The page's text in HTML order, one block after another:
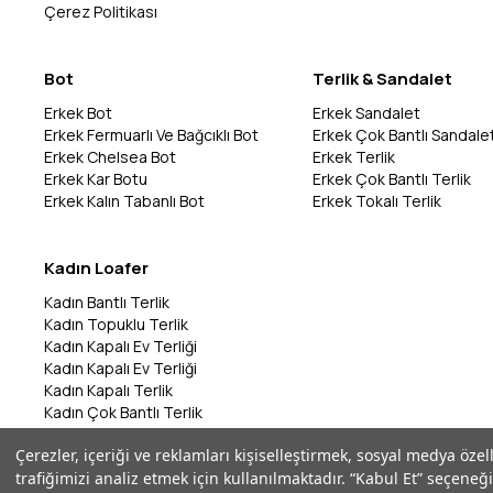
Çerezler, içeriği ve reklamları kişiselleştirmek, sosyal medya
trafiğimizi analiz etmek için kullanılmaktadır. “Kabul Et”
Çerez Politikası
Bot
Erkek Bot
Erkek Fermuarlı Ve Bağcıklı Bot
Erkek Chelsea Bot
Erkek Kar Botu
Erkek Kalın Tabanlı Bot
Terlik & Sandalet
Erkek Sandalet
Erkek Çok Bantlı
Erkek Terlik
Erkek Çok Bantlı Terlik
Erkek Tokalı Terlik
Kadın Loafer
Kadın Bantlı Terlik
Kadın Topuklu Terlik
Kadın Kapalı Ev Terliği
Kadın Kapalı Ev Terliği
Kadın Kapalı Terlik
Kadın Çok Bantlı Terlik
Kadın Bantlı Terlik
Kadın Çok Bantlı Terlik
Kadın Parmak Arası Terlik